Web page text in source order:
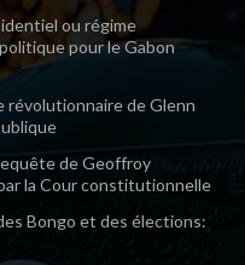
ou régime
pour le Gabon
révolutionnaire de Glenn
de Geoffroy
la Cour constitutionnelle
Bongo et des élections: